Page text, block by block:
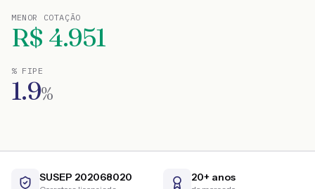
MENOR COTAÇÃO
R$ 4.951
% FIPE
1.9%
SUSEP 202068020 20+ anos